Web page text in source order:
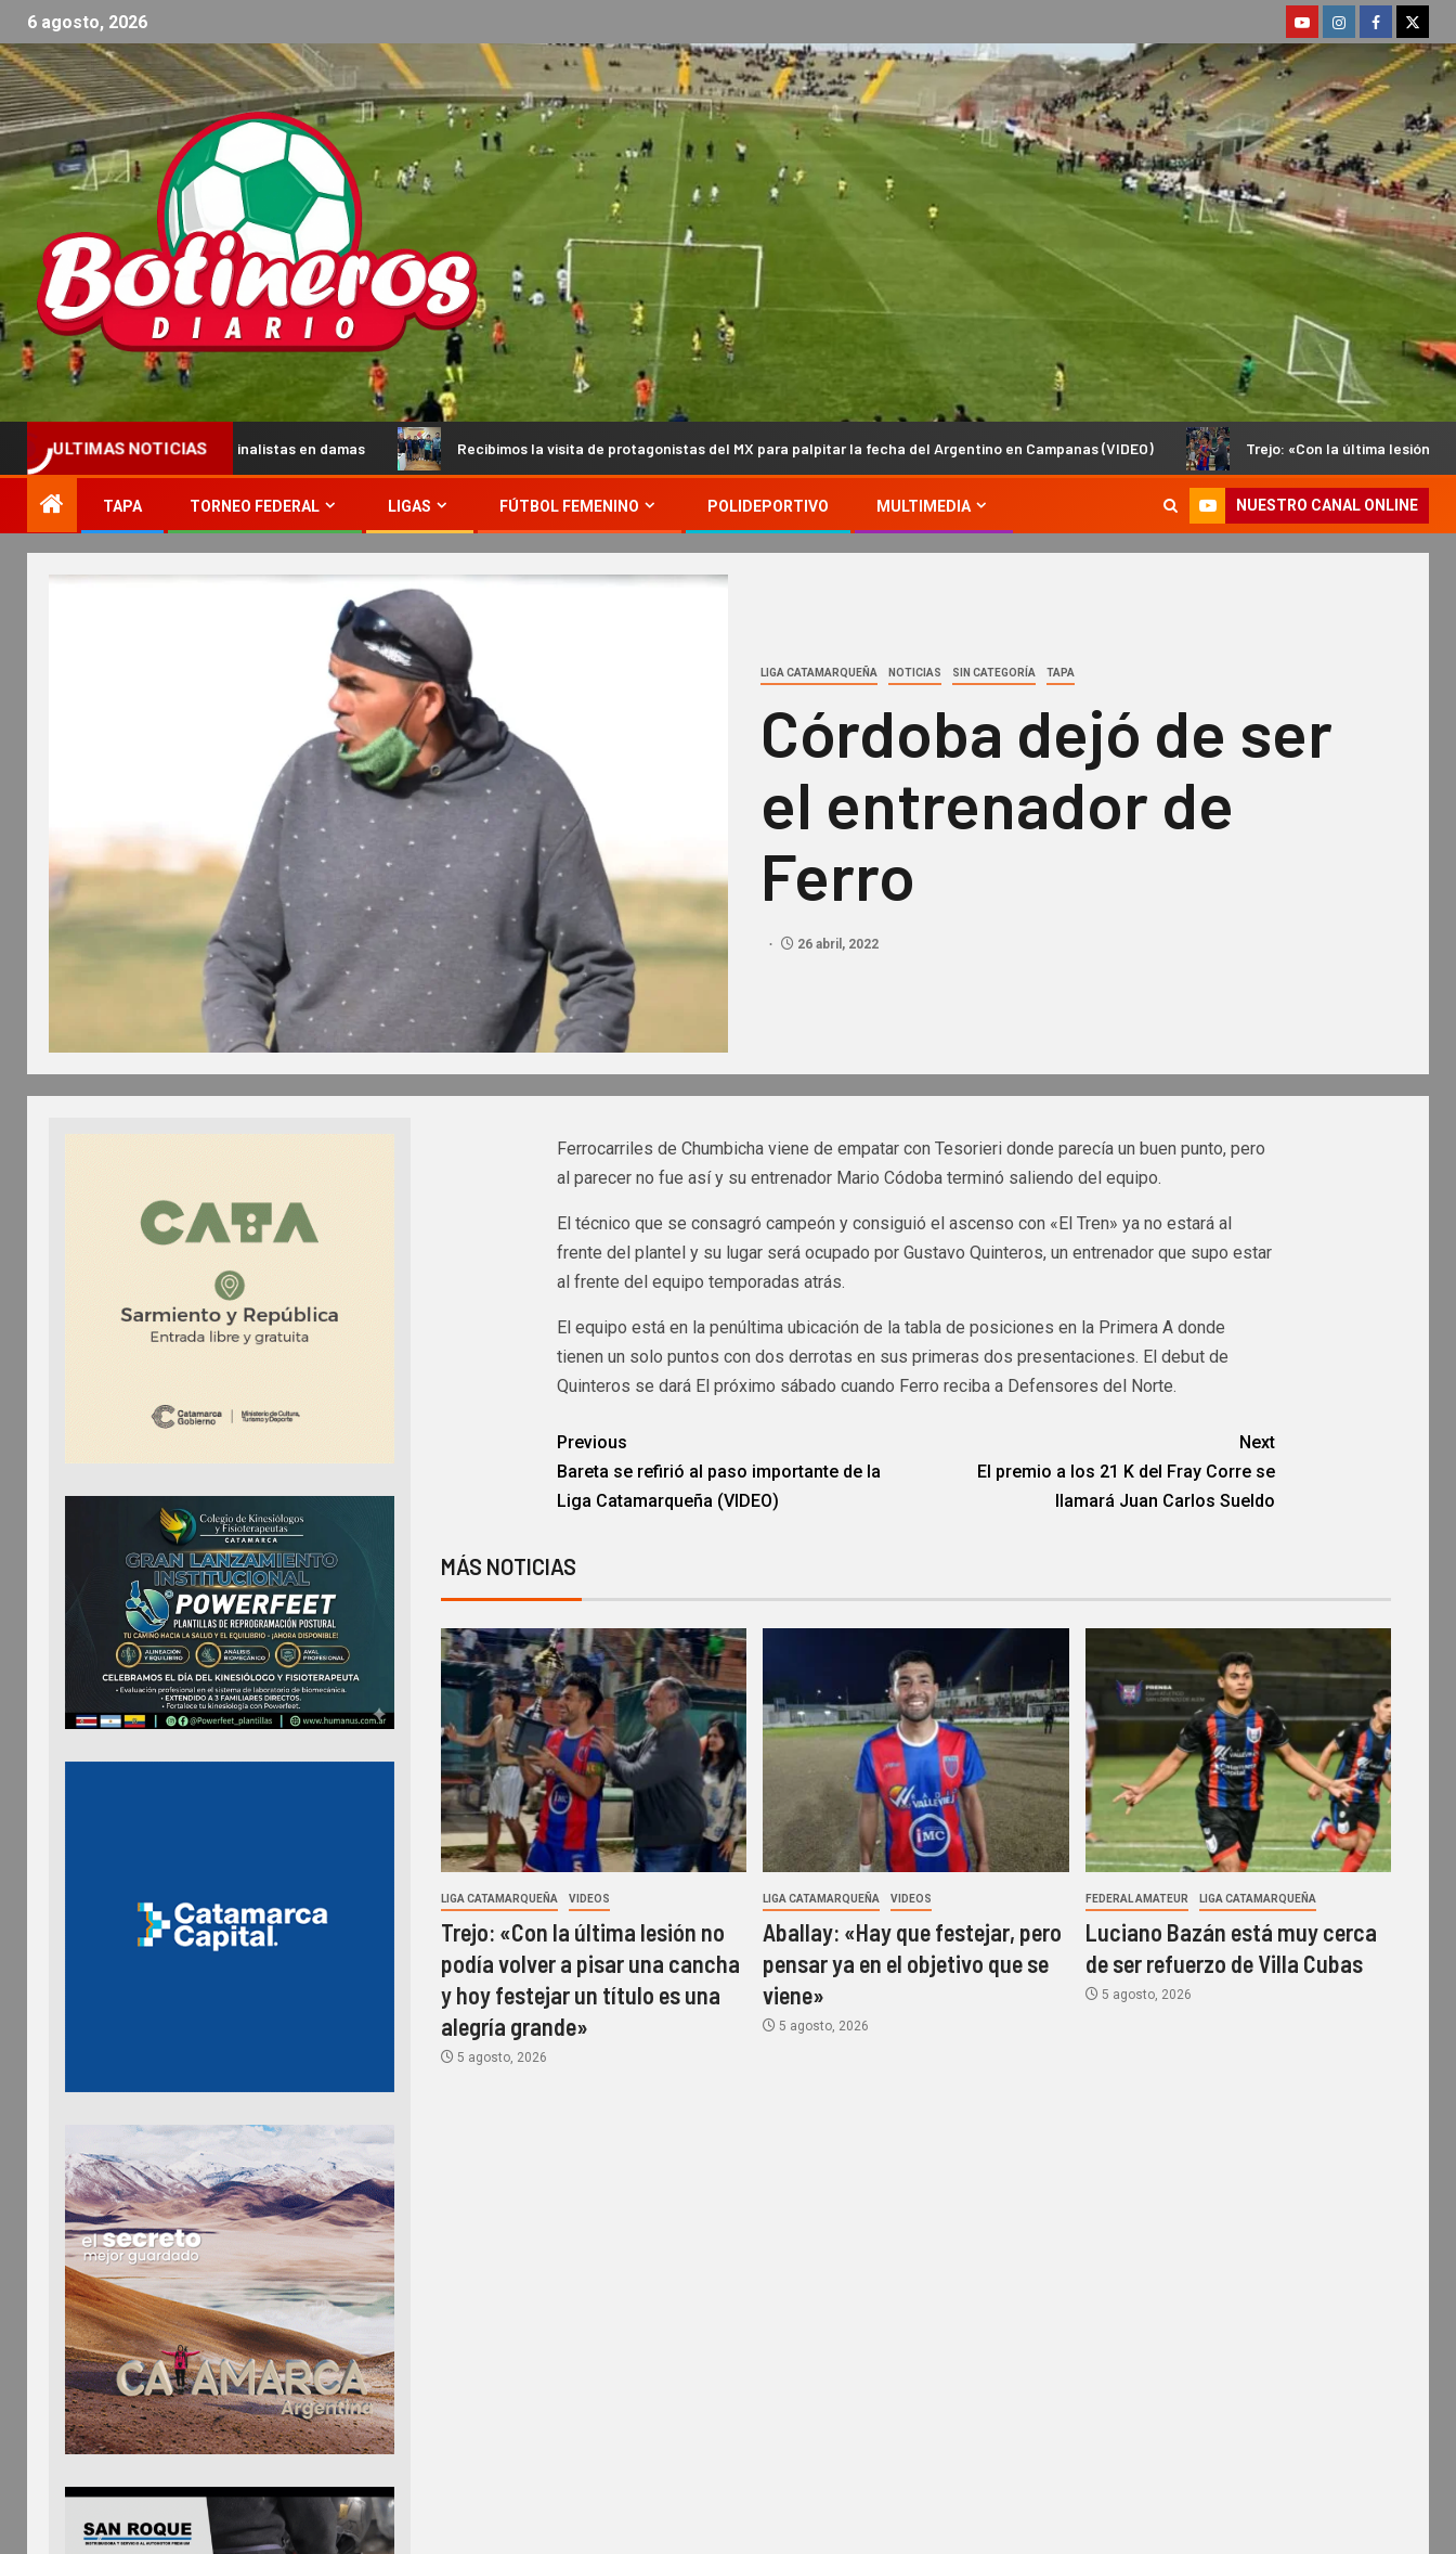
6 agosto, 2026
ULTIMAS NOTICIAS
y los semifinalistas en damas Recibimos la visita de protagonistas del MX para palpitar la fecha del Argentino en Campanas (VIDEO) Trejo: «Con la última lesión no podía volver a
TAPA TORNEO FEDERAL LIGAS FÚTBOL FEMENINO POLIDEPORTIVO MULTIMEDIA NUESTRO CANAL ONLINE
LIGA CATAMARQUEÑA NOTICIAS SIN CATEGORÍA TAPA
Córdoba dejó de ser
el entrenador de
Ferro
26 abril, 2022
Ferrocarriles de Chumbicha viene de empatar con Tesorieri donde parecía un buen punto, pero
al parecer no fue así y su entrenador Mario Códoba terminó saliendo del equipo.
El técnico que se consagró campeón y consiguió el ascenso con «El Tren» ya no estará al
frente del plantel y su lugar será ocupado por Gustavo Quinteros, un entrenador que supo estar
al frente del equipo temporadas atrás.
El equipo está en la penúltima ubicación de la tabla de posiciones en la Primera A donde
tienen un solo puntos con dos derrotas en sus primeras dos presentaciones. El debut de
Quinteros se dará El próximo sábado cuando Ferro reciba a Defensores del Norte.
Previous
Bareta se refirió al paso importante de la
Liga Catamarqueña (VIDEO)
Next
El premio a los 21 K del Fray Corre se
llamará Juan Carlos Sueldo
MÁS NOTICIAS
LIGA CATAMARQUEÑA VIDEOS
Trejo: «Con la última lesión no
podía volver a pisar una cancha
y hoy festejar un título es una
alegría grande»
5 agosto, 2026
LIGA CATAMARQUEÑA VIDEOS
Aballay: «Hay que festejar, pero
pensar ya en el objetivo que se
viene»
5 agosto, 2026
FEDERAL AMATEUR LIGA CATAMARQUEÑA
Luciano Bazán está muy cerca
de ser refuerzo de Villa Cubas
5 agosto, 2026